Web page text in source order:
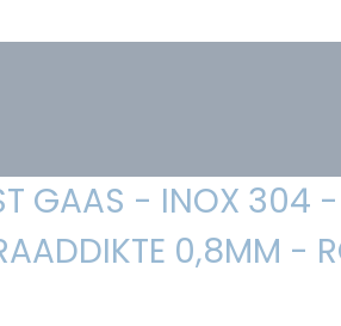
GAAS - INOX 304
0,8MM -